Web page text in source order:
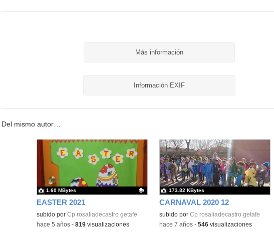
Más información
Información EXIF
Del mismo autor…
EASTER 2021
Contenido educativo.
subido por Cp rosaliadecastro getafe
1.60 MBytes
-hace 5 años- 819visualizaciones
CARNAVAL 2020 12
subido por Cp rosaliadecastro getafe
173.82 KBytes
-hace 7 años- 546visualizaciones